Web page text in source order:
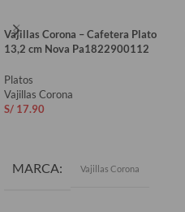
Vajillas Corona – Cafetera Plato
13,2 cm Nova Pa1822900112
Platos
Vajillas Corona
S/ 17.90
MARCA Vajillas Corona